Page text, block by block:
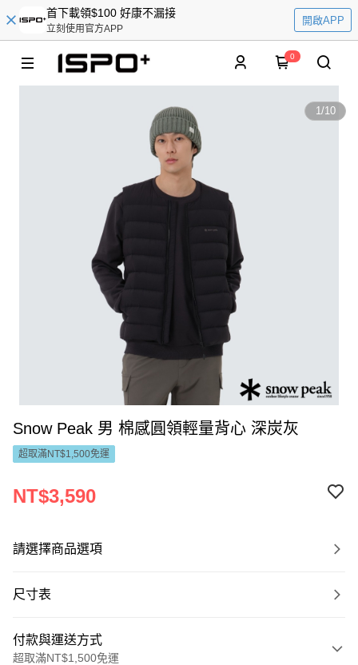
首下載領$100 好康不漏接
立刻使用官方APP
開啟APP
0
1/10
Snow Peak 男 棉感圓領輕量背心 深炭灰
超取滿NT$1,500免運
NT$3,590
請選擇商品選項
尺寸表
付款與運送方式
超取滿NT$1,500免運